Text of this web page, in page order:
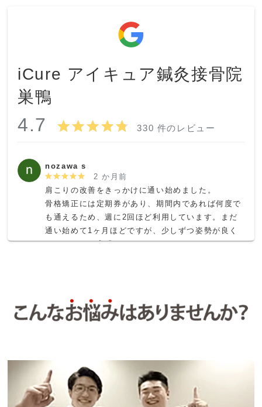
iCure アイキュア鍼灸接骨院
巣鴨
4.7 330 件のレビュー
nozawa s
2 か月前
肩こりの改善をきっかけに通い始めました。
骨格矯正には定期券があり、期間内であれば何度で
も通えるため、週に2回ほど利用しています。まだ
通い始めて1ヶ月ほどですが、少しずつ姿勢が良く
なってきたと実感しています。
S K
納得感のあるカウンセリングと実感できる効果があ
り定期的に通わせていただくことにしました！
リモートワークによる猫背をはじめとする体の歪み